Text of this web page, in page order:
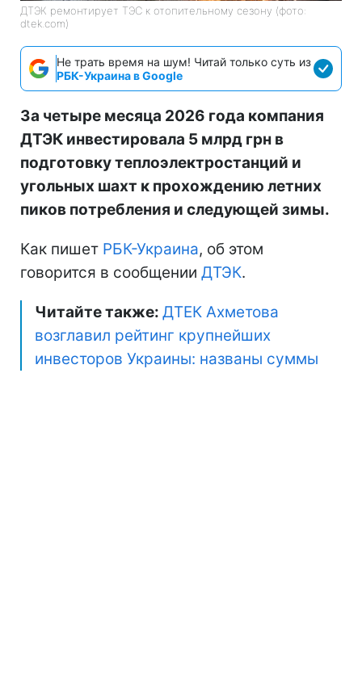
ДТЭК ремонтирует ТЭС к отопительному сезону (фото:
dtek.com)
Не трать время на шум! Читай только суть из
РБК-Украина в Google
За четыре месяца 2026 года компания
ДТЭК инвестировала 5 млрд грн в
подготовку теплоэлектростанций и
угольных шахт к прохождению летних
пиков потребления и следующей зимы.
Как пишет РБК-Украина, об этом
говорится в сообщении ДТЭК.
Читайте также: ДТЕК Ахметова
возглавил рейтинг крупнейших
инвесторов Украины: названы суммы